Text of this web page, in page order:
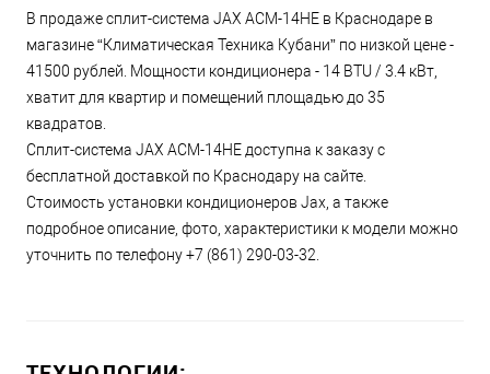
В продаже сплит-система JAX ACM-14HE в Краснодаре в
магазине “Климатическая Техника Кубани” по низкой цене -
41500 рублей. Мощности кондиционера - 14 BTU / 3.4 кВт,
хватит для квартир и помещений площадью до 35
квадратов.
Сплит-система JAX ACM-14HE доступна к заказу с
бесплатной доставкой по Краснодару на сайте.
Стоимость установки кондиционеров Jax, а также
подробное описание, фото, характеристики к модели можно
уточнить по телефону +7 (861) 290-03-32.